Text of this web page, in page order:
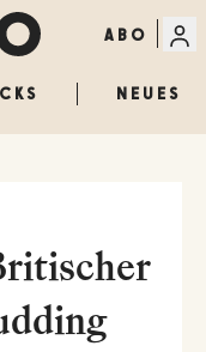
ABO
NEUES